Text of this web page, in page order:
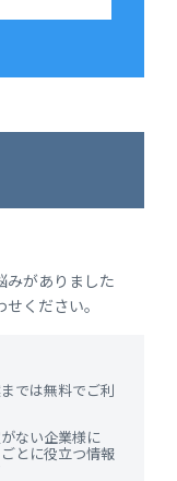
みがありました
ください。
では無料でご利
ない企業様に
とに役立つ情報